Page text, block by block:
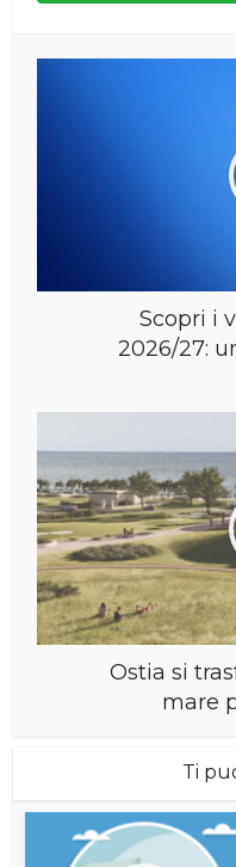
Scopri i
2026/27:
Ostia si
mare
Ti